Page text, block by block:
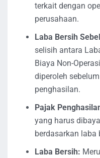
terkait dengan
perusahaan.
Laba Bersih
selisih antara
Biaya Non-
diperoleh
penghasilan.
Pajak
yang harus
berdasarkan laba
Laba Bersih: